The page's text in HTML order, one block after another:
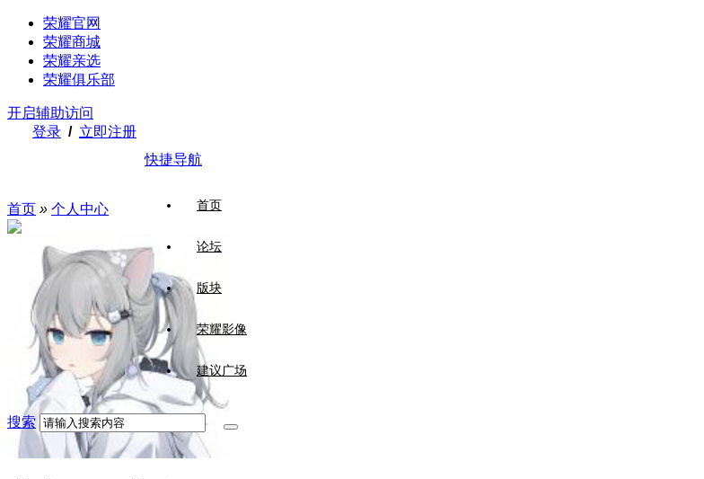
荣耀官网
荣耀商城
荣耀亲选
荣耀俱乐部
开启辅助访问
登录 / 立即注册
快捷导航
首页
论坛
版块
荣耀影像
建议广场
搜索
首页 » 个人中心